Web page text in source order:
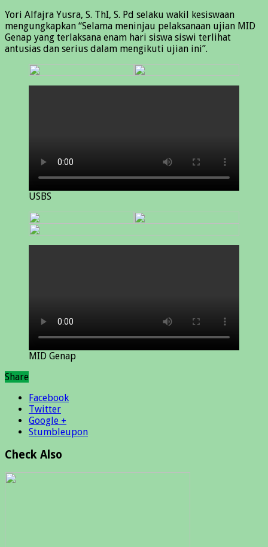
Yori Alfajra Yusra, S. ThI, S. Pd selaku wakil kesiswaan
mengungkapkan “Selama meninjau pelaksanaan ujian MID
Genap yang terlaksana enam hari siswa siswi terlihat
antusias dan serius dalam mengikuti ujian ini”.
USBS
MID Genap
Share
Facebook
Twitter
Google +
Stumbleupon
Check Also